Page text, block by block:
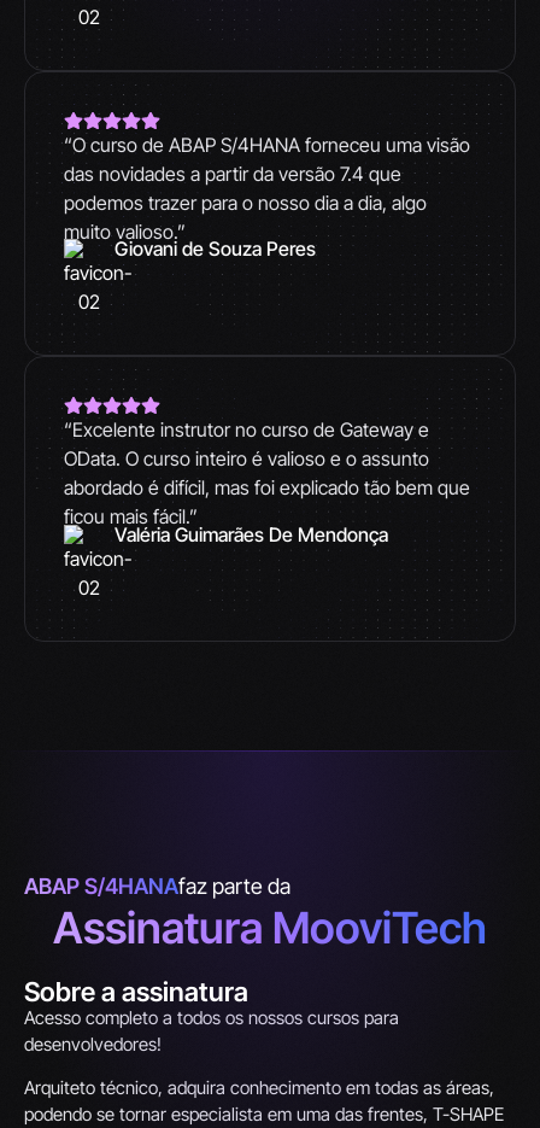
“O curso de ABAP S/4HANA forneceu uma visão
das novidades a partir da versão 7.4 que
podemos trazer para o nosso dia a dia, algo
muito valioso.”
Giovani de Souza Peres
“Excelente instrutor no curso de Gateway e
OData. O curso inteiro é valioso e o assunto
abordado é difícil, mas foi explicado tão bem que
ficou mais fácil.”
Valéria Guimarães De Mendonça
ABAP S/4HANAfaz parte da
Assinatura MooviTech
Sobre a assinatura
Acesso completo a todos os nossos cursos para
desenvolvedores!
Arquiteto técnico, adquira conhecimento em todas as áreas,
podendo se tornar especialista em uma das frentes, T-SHAPE